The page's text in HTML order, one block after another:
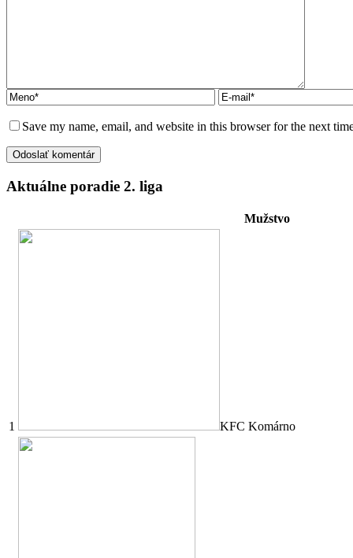
Save my name, email, and website in this browser for the next
Aktuálne poradie 2. liga
Mužstvo
1 KFC Komárno